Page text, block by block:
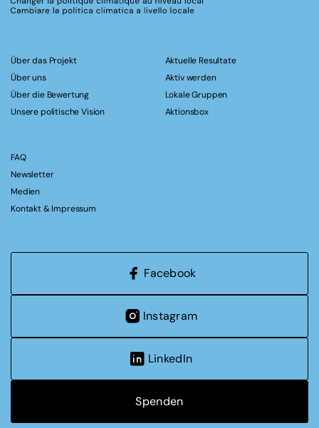
Über das Projekt
Über uns
Über die Bewertung
Unsere politische Vision
Aktuelle Resultate
Aktiv werden
Lokale Gruppen
Aktionsbox
FAQ
Newsletter
Medien
Kontakt & Impressum
Facebook
Instagram
LinkedIn
Spenden